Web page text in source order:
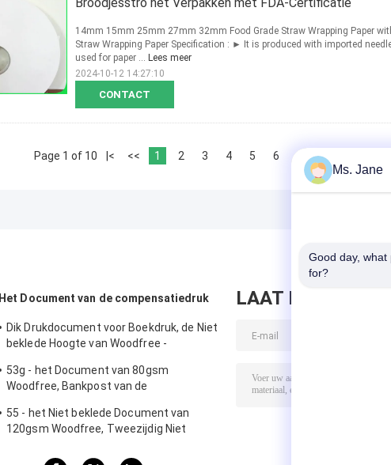
CONTACT
14mm 15mm 25mm 27mm 32mm Food Grade Straw Wrapping Paper
Straw Wrapping Paper Specification : ► It is produced with imported
used for paper ... Lees meer
2024-10-12 14:27:10
Page 1 of 10 |< << 1 2 3 4 5 6 8
Het Document van de compensatiedruk
Dik Drukdocument voor Boekdruk, de Niet
beklede Hoogte van Woodfree -
53g - het Document van 80gsm
Woodfree, Bankpost van de
55 - het Niet beklede Document van
120gsm Woodfree, Tweezijdig Niet
LAAT BERICHT
Ms. Jane
Good day,
for?